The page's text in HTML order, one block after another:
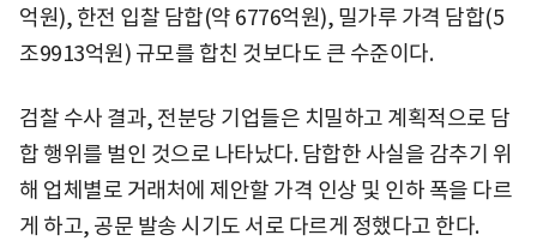
억원), 한전 입찰 담합(약 6776억원), 밀가루 가격 담합(5
조9913억원) 규모를 합친 것보다도 큰 수준이다.
검찰 수사 결과, 전분당 기업들은 치밀하고 계획적으로 담
합 행위를 벌인 것으로 나타났다. 담합한 사실을 감추기 위
해 업체별로 거래처에 제안할 가격 인상 및 인하 폭을 다르
게 하고, 공문 발송 시기도 서로 다르게 정했다고 한다.